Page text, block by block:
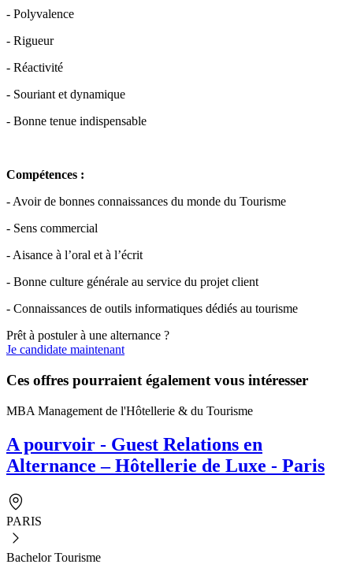
- Polyvalence
- Rigueur
- Réactivité
- Souriant et dynamique
- Bonne tenue indispensable
Compétences :
- Avoir de bonnes connaissances du monde du Tourisme
- Sens commercial
- Aisance à l’oral et à l’écrit
- Bonne culture générale au service du projet client
- Connaissances de outils informatiques dédiés au tourisme
Prêt à postuler à une alternance ?
Je candidate maintenant
Ces offres pourraient également vous intéresser
MBA Management de l'Hôtellerie & du Tourisme
A pourvoir - Guest Relations en
Alternance – Hôtellerie de Luxe - Paris
PARIS
Bachelor Tourisme